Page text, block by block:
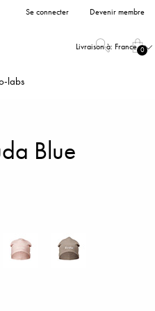
Se connecter Devenir membre
Livraison à: France 0
labs
Blue